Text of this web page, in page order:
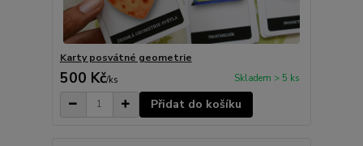
Karty posvátné geometrie
500 Kč/ks Skladem > 5 ks
Přidat do košíku